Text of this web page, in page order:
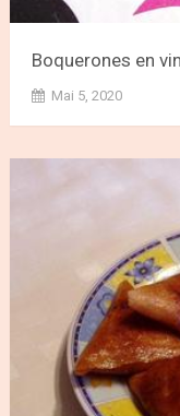
Boquerones en
Mai 5, 2020